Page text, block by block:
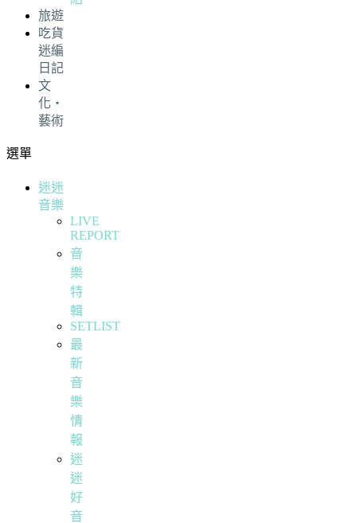
旅遊
吃貨
迷編
日記
文
化・
藝術
選單
迷迷
音樂
LIVE
REPORT
音
樂
特
輯
SETLIST
最
新
音
樂
情
報
迷
迷
好
音